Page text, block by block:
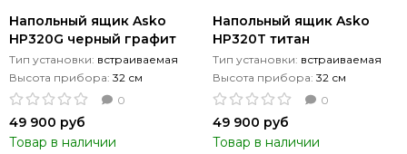
Напольный ящик Asko
HP320G черный графит
Тип установки: встраиваемая
Высота прибора: 32 см
0
49 900 руб
Товар в наличии
Напольный ящик Asko
HP320T титан
Тип установки: встраиваемая
Высота прибора: 32 см
0
49 900 руб
Товар в наличии